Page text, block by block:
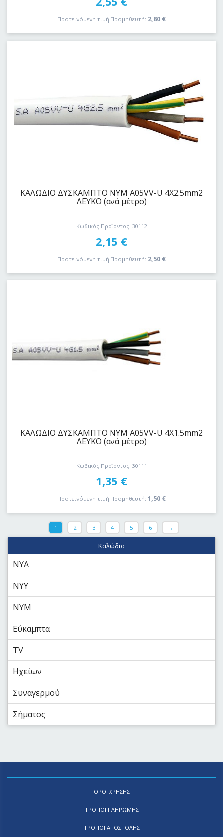
Καλώδια
NYA
NYY
NYM
Εύκαμπτα
TV
Ηχείων
Συναγερμού
Σήματος
Προτεινόμενη τιμή Προμηθευτή: 2,80 €
ΚΑΛΩΔΙΟ ΔYΣKAΜΠΤΟ ΝΥΜ A05VV-U 4Χ2.5mm2
ΛΕΥΚΟ (ανά μέτρο)
Κωδικός Προϊόντος: 30112
2,15 €
Προτεινόμενη τιμή Προμηθευτή: 2,50 €
ΚΑΛΩΔΙΟ ΔYΣKAΜΠΤΟ ΝΥΜ A05VV-U 4Χ1.5mm2
ΛΕΥΚΟ (ανά μέτρο)
Κωδικός Προϊόντος: 30111
1,35 €
Προτεινόμενη τιμή Προμηθευτή: 1,50 €
1 2 3 4 5 6 →
ΟΡΟΙ ΧΡΗΣΗΣ
ΤΡΟΠΟΙ ΠΛΗΡΩΜΗΣ
ΤΡΟΠΟΙ ΑΠΟΣΤΟΛΗΣ